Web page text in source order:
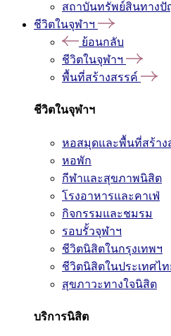
สถาบันทรัพย์สินทาง
ชีวิตในจุฬาฯ
ย้อนกลับ
ชีวิตในจุฬาฯ
พื้นที่สร้างสรรค์
ชีวิตในจุฬาฯ
หอสมุดและพื้นที่สร้าง
หอพัก
กีฬาและสุขภาพนิสิต
โรงอาหารและคาเฟ่
กิจกรรมและชมรม
รอบรั้วจุฬาฯ
ชีวิตนิสิตในกรุงเทพฯ
ชีวิตนิสิตในประเทศไท
สุขภาวะทางใจนิสิต
บริการนิสิต